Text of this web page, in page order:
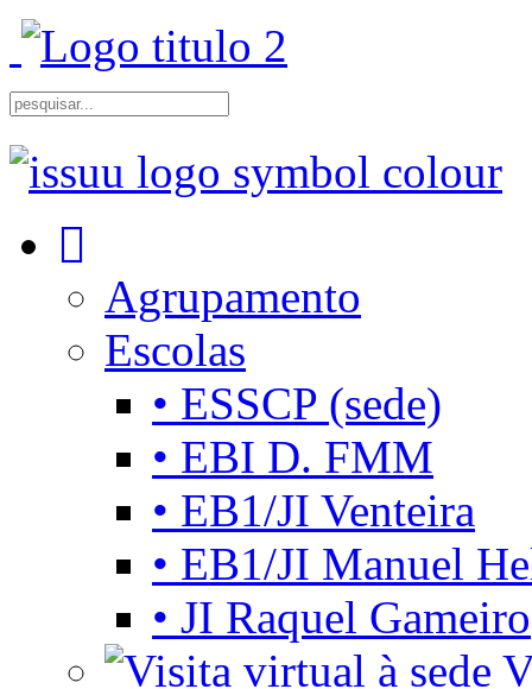
Agrupamento
Escolas
• ESSCP (sede)
• EBI D. FMM
• EB1/JI Venteira
• EB1/JI Manuel
• JI Raquel Gameiro